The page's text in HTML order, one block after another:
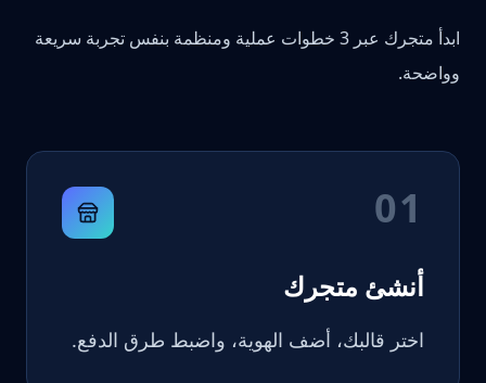
ابدأ متجرك عبر 3 خطوات عملية ومنظمة بنفس تجربة سريعة
وواضحة.
01
أنشئ متجرك
اختر قالبك، أضف الهوية، واضبط طرق الدفع.